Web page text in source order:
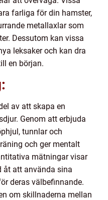
farliga för din hamster,
metallaxlar som
Dessutom kan vissa
leksaker och kan dra
en början.
av att skapa en
Genom att erbjuda
tunnlar och
och ger mentalt
mätningar visar
åt att använda sina
deras välbefinnande.
om skillnaderna mellan